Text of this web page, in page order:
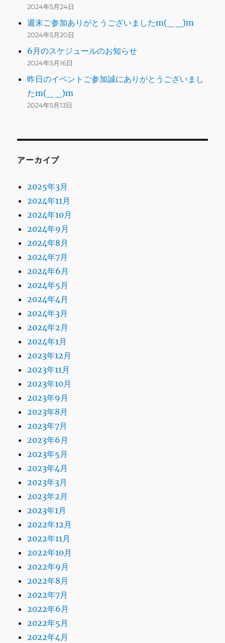
2024年5月24日
週末ご参加ありがとうございましたm(_ _)m
2024年5月20日
6月のスケジュールのお知らせ
2024年5月16日
昨日のイベントご参加誠にありがとうございまし
たm(_ _)m
2024年5月13日
アーカイブ
2025年3月
2024年11月
2024年10月
2024年9月
2024年8月
2024年7月
2024年6月
2024年5月
2024年4月
2024年3月
2024年2月
2024年1月
2023年12月
2023年11月
2023年10月
2023年9月
2023年8月
2023年7月
2023年6月
2023年5月
2023年4月
2023年3月
2023年2月
2023年1月
2022年12月
2022年11月
2022年10月
2022年9月
2022年8月
2022年7月
2022年6月
2022年5月
2022年4月